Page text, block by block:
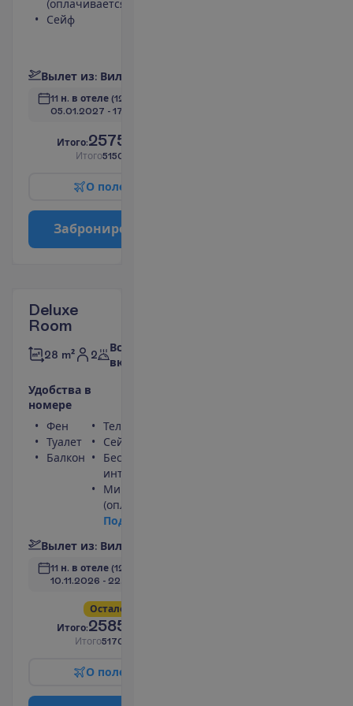
(оплачивается)
Сейф
Вылет из: Вил
11 н. в отеле (12 н. всего)
05.01.2027 - 17.01.2027
Итого:2575.00
Итого5150.00
О поле
Заброниро
Deluxe
Room
28 m² 2
Все
включено
Удобства в
номере
Фен
Туалет
Балкон
Телевизор
Сейф
Беспроводной
интернет
Мини-бар
(оплачивается)
Под
Вылет из: Вил
11 н. в отеле (12 н. всего)
10.11.2026 - 22.11.2026
Остало
Итого:2585.00
Итого5170.00
О поле